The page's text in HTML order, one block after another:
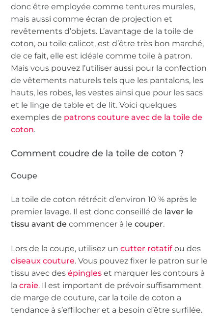
donc être employée comme tentures murales,
mais aussi comme écran de projection et
revêtements d’objets. L’avantage de la toile de
coton, ou toile calicot, est d’être très bon marché,
de ce fait, elle est idéale comme toile à patron.
Mais vous pouvez l’utiliser aussi pour la confection
de vêtements naturels tels que les pantalons, les
hauts, les robes, les vestes ainsi que pour les sacs
et le linge de table et de lit. Voici quelques
exemples de patrons couture avec de la toile de
coton.
Comment coudre de la toile de coton ?
Coupe
La toile de coton rétrécit d’environ 10 % après le
premier lavage. Il est donc conseillé de laver le
tissu avant de commencer à lecouper.
Lors de la coupe, utilisez uncutter rotatif ou des
ciseaux couture. Vous pouvez fixer le patron sur le
tissu avec desépingles et marquer les contours à
lacraie. Il est important de prévoir suffisamment
de marge de couture, car la toile de coton a
tendance à s’effilocher et a besoin d’être surfilée.